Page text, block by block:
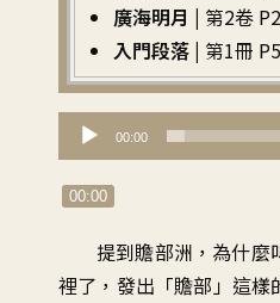
廣海明月 | 第2卷
入門段落 | 第1冊
訊
播
00:00
00:00
提到贍部洲，為什麼
裡了，發出「贍部」這